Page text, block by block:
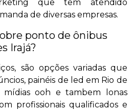
que tem atendido
de diversas empresas.
ponto de ônibus
Irajá?
são opções variadas que
painéis de led em Rio de
mídias ooh e tambem lonas
profissionais qualificados e